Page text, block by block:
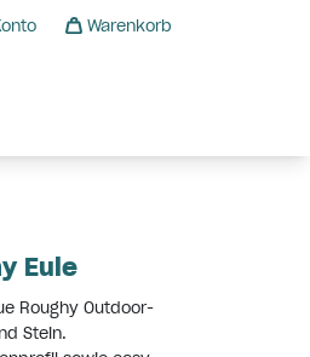
Warenkorb
Eule
Roughy Outdoor-
Stein.